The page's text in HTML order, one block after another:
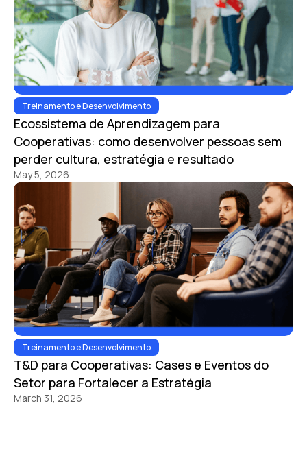
Treinamento e Desenvolvimento
Ecossistema de Aprendizagem para
Cooperativas: como desenvolver pessoas sem
perder cultura, estratégia e resultado
May 5, 2026
Treinamento e Desenvolvimento
T&D para Cooperativas: Cases e Eventos do
Setor para Fortalecer a Estratégia
March 31, 2026